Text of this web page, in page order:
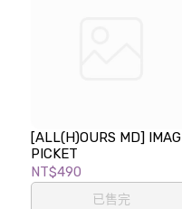
[ALL(H)OURS MD]
PICKET
NT$490
已售完